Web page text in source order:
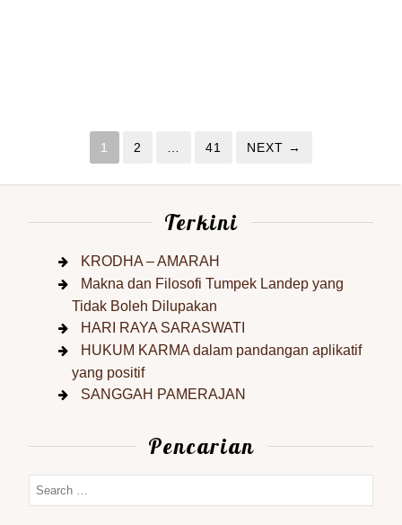
1 2 41 NEXT →
Terkini
KRODHA – AMARAH
Makna dan Filosofi Tumpek Landep yang
Tidak Boleh Dilupakan
HARI RAYA SARASWATI
HUKUM KARMA dalam pandangan aplikatif
yang positif
SANGGAH PAMERAJAN
Pencarian